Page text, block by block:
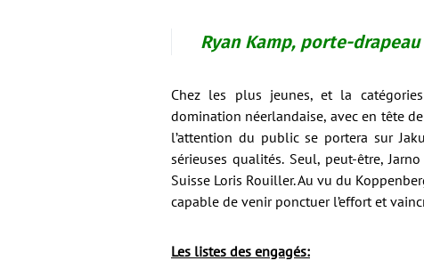
Ryan Kamp, porte-
Chez les plus jeunes, et la
domination néerlandaise, avec en tête
l’attention du public se portera sur
sérieuses qualités. Seul, peut-être,
Suisse Loris Rouiller. Au vu du
capable de venir ponctuer l’effort et
Les listes des engagés: